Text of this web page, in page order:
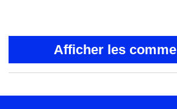
Afficher les